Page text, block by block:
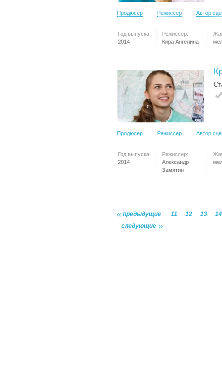
Продюсер Режиссер Автор
Год выпуска:
2014
Режиссер:
Кира Ангелина
Продюсер Режиссер Автор
Год выпуска:
2014
Режиссер:
Александр
Замятин
предыдущие 11 12 13
14
следующие